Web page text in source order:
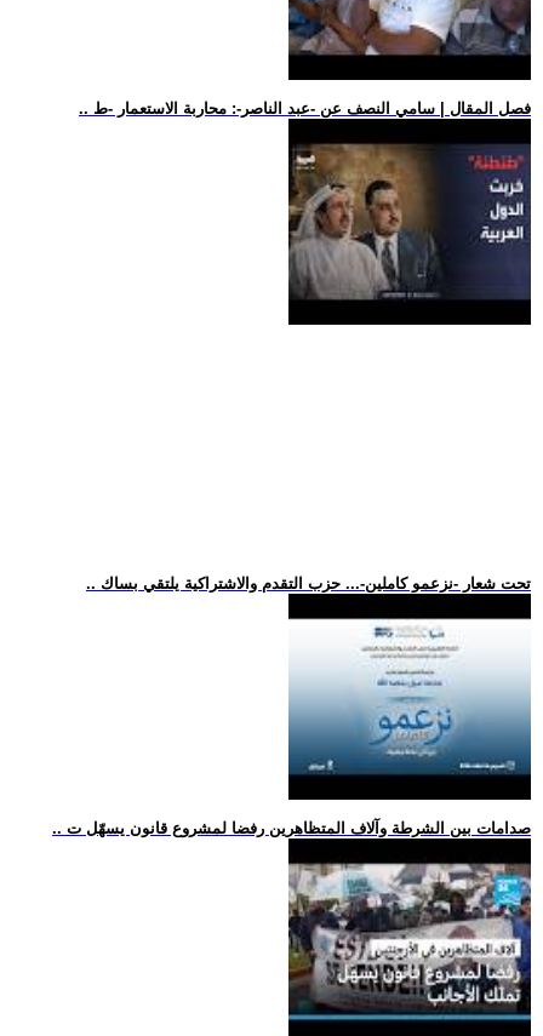
.. فصل المقال | سامي النصف عن -عبد الناصر-: محاربة الاستعمار -ط
.. تحت شعار -نزعمو كاملين-... حزب التقدم والاشتراكية يلتقي بساك
.. صدامات بين الشرطة وآلاف المتظاهرين رفضا لمشروع قانون يسهّل ت